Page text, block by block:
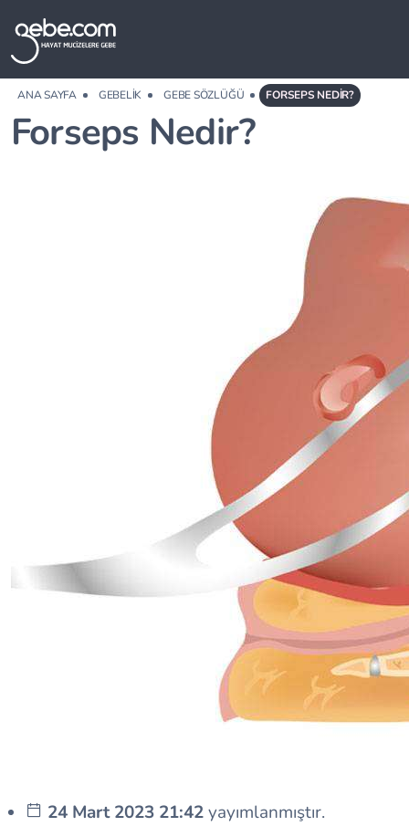
ANA SAYFA GEBELIK GEBE SÖZLÜĞÜ FORSEPS NEDIR?
Forseps Nedir?
24 Mart 2023 21:42yayımlanmıştır.